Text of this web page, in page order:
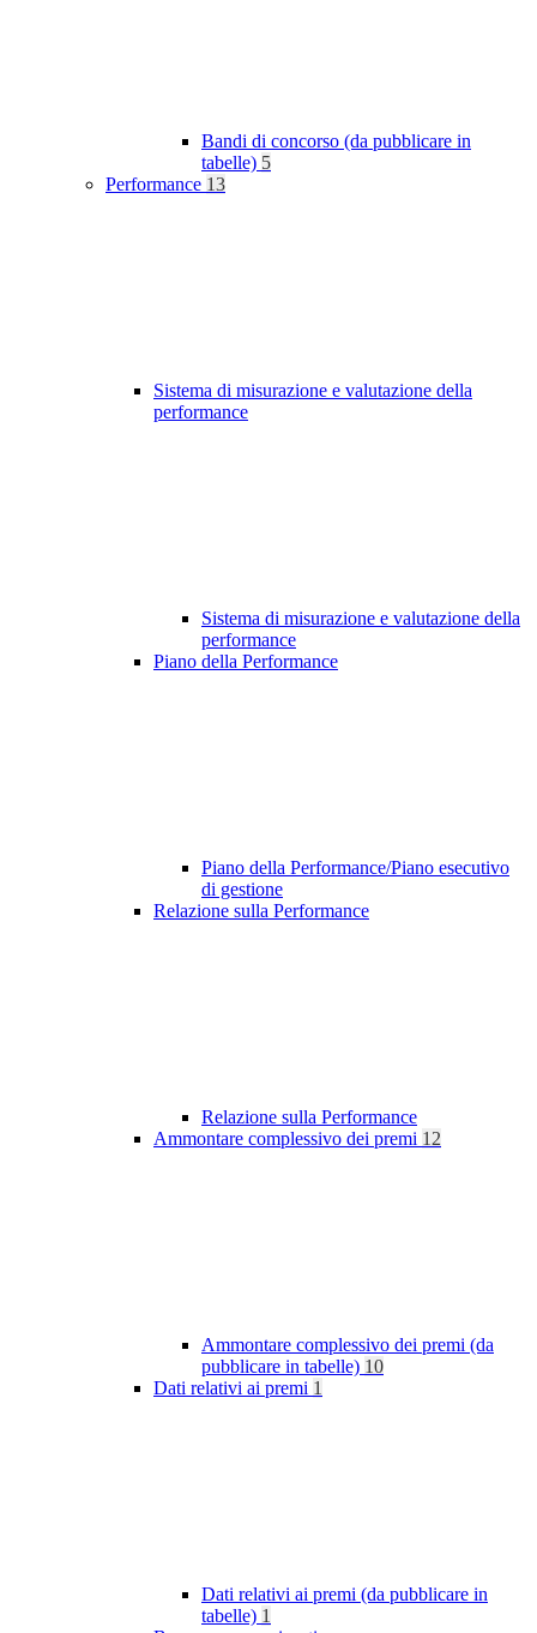
Bandi di concorso (da pubblicare in
tabelle) 5
Performance 13
Sistema di misurazione e valutazione della
performance
Sistema di misurazione e valutazione della
performance
Piano della Performance
Piano della Performance/Piano esecutivo
di gestione
Relazione sulla Performance
Relazione sulla Performance
Ammontare complessivo dei premi 12
Ammontare complessivo dei premi (da
pubblicare in tabelle) 10
Dati relativi ai premi 1
Dati relativi ai premi (da pubblicare in
tabelle) 1